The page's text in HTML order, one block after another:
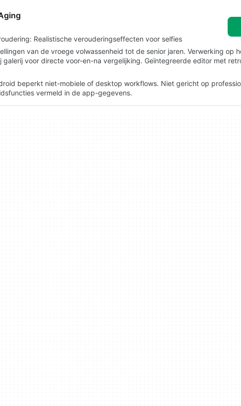
Realistische verouderingseffecten voor selfies
van de vroege volwassenheid tot de senior jaren. Verwerking op
voor directe voor-en-na vergelijking. Geïntegreerde editor met
beperkt niet-mobiele of desktop workflows. Niet gericht op
vermeld in de app-gegevens.